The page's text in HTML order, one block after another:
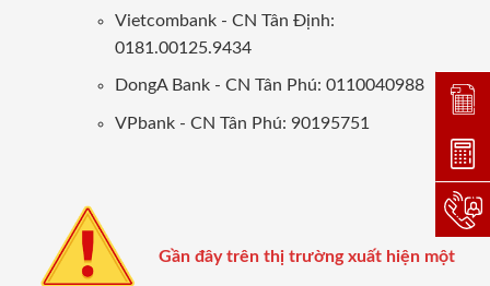
Vietcombank - CN Tân Định:
0181.00125.9434
DongA Bank - CN Tân Phú: 0110040988
VPbank - CN Tân Phú: 90195751
Gần đây trên thị trường xuất hiện một
Đặt
Dự